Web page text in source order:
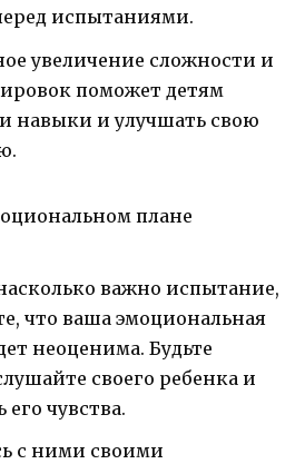
испытаниями.
увеличение сложности и
поможет детям
навыки и улучшать свою
плане
важно испытание,
что ваша эмоциональная
неоценима. Будьте
своего ребенка и
чувства.
с ними своими